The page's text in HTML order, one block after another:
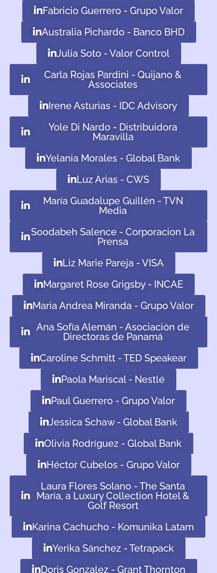
Fabricio Guerrero - Grupo Valor
Australia Pichardo - Banco BHD
Julia Soto - Valor Control
Carla Rojas Pardini - Quijano &
Associates
Irene Asturias - IDC Advisory
Yole Di Nardo - Distribuidora
Maravilla
Yelania Morales - Global Bank
Luz Arias - CWS
María Guadalupe Guillén - TVN
Media
Soodabeh Salence - Corporacion La
Prensa
Liz Marie Pareja - VISA
Margaret Rose Grigsby - INCAE
Maria Andrea Miranda - Grupo Valor
Ana Sofía Alemán - Asociación de
Directoras de Panamá
Caroline Schmitt - TED Speakear
Paola Mariscal - Nestlé
Paul Guerrero - Grupo Valor
Jessica Schaw - Global Bank
Olivia Rodríguez - Global Bank
Héctor Cubelos - Grupo Valor
Laura Flores Solano - The Santa
María, a Luxury Collection Hotel &
Golf Resort
Karina Cachucho - Komunika Latam
Yerika Sánchez - Tetrapack
Doris Gonzalez - Grant Thornton